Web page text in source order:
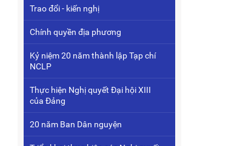
Trao đổi - kiến nghị
Chính quyền địa phương
Kỷ niệm 20 năm thành lập Tạp chí
NCLP
Thực hiện Nghị quyết Đại hội XIII
của Đảng
20 năm Ban Dân nguyện